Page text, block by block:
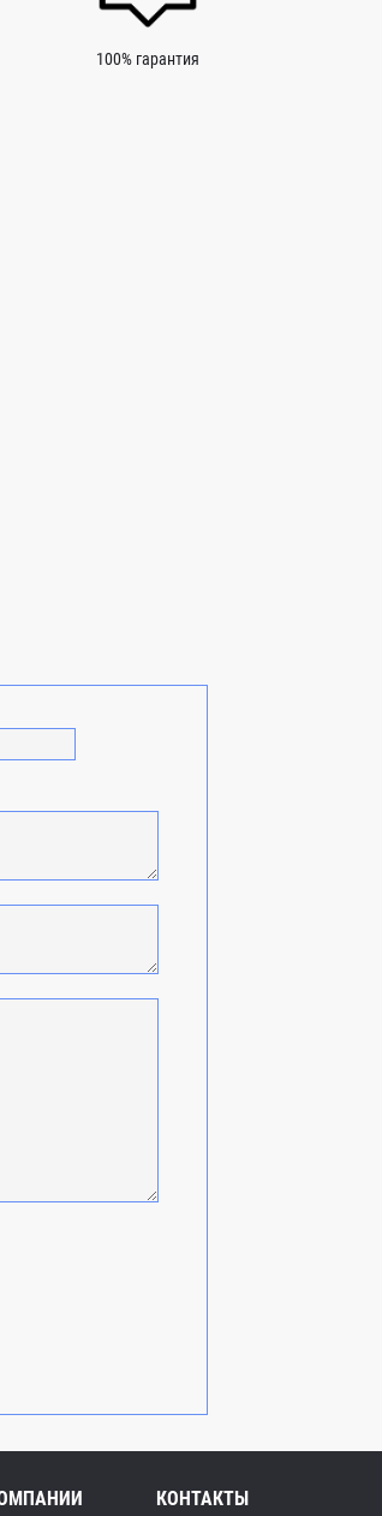
100% гарантия
КОНТАКТЫ